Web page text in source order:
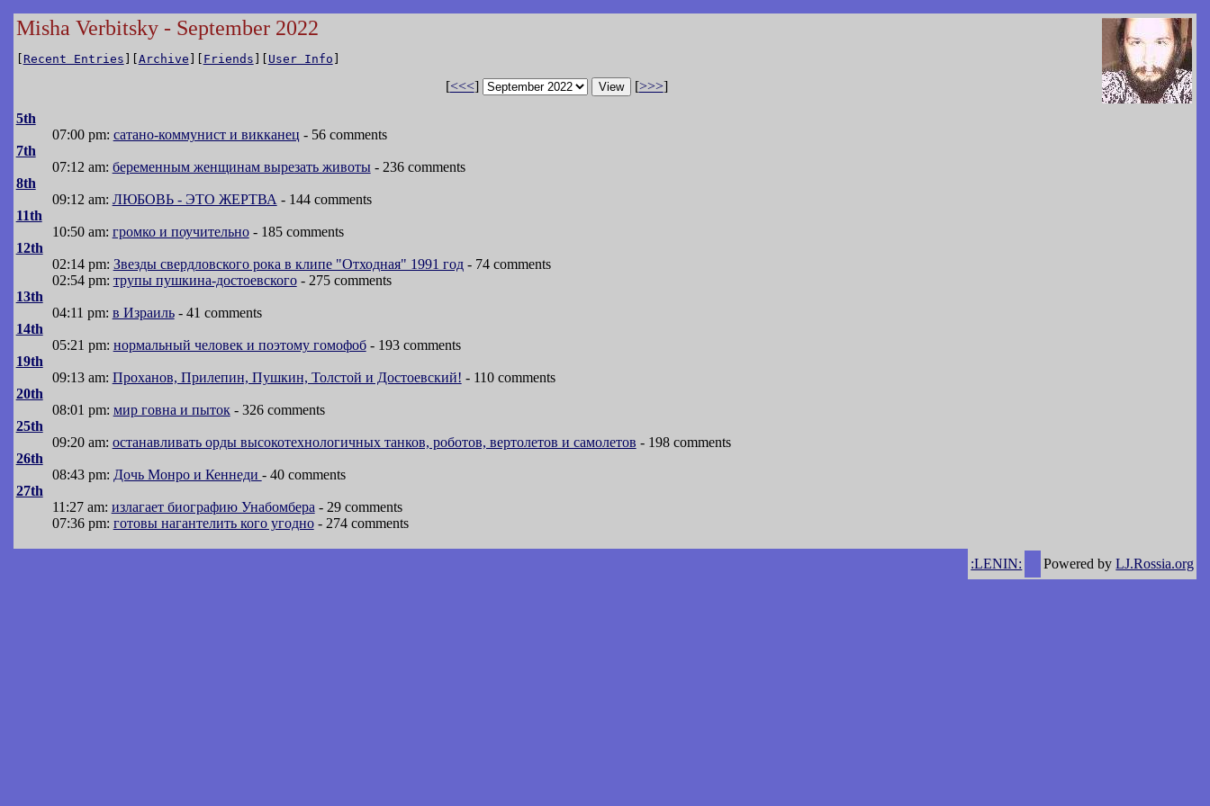
Misha Verbitsky - September 2022
[ Recent Entries ][Archive ][ Friends ][ User Info ]
[<<<] [>>>]
5th
07:00 pm: сатано-коммунист и викканец - 56 comments
7th
07:12 am: беременным женщинам вырезать животы- 236 comments
8th
09:12 am: ЛЮБОВЬ - ЭТО ЖЕРТВА - 144 comments
11th
10:50 am: громко и поучительно- 185 comments
12th
02:14 pm: Звезды свердловского рока в клипе "Отходная" 1991 год- 74 comments
02:54 pm: трупы пушкина-достоевского- 275 comments
13th
04:11 pm: в Израиль- 41 comments
14th
05:21 pm: нормальный человек и поэтому гомофоб- 193 comments
19th
09:13 am: Проханов, Прилепин, Пушкин, Толстой и Достоевский! - 110 comments
20th
08:01 pm: мир говна и пыток- 326 comments
25th
09:20 am: останавливать орды высокотехнологичных танков, роботов, вертолетов и самолетов - 198 comments
26th
08:43 pm: Дочь Монро и Кеннеди - 40 comments
27th
11:27 am: излагает биографию Унабомбера - 29 comments
07:36 pm: готовы нагантелить кого угодно- 274 comments
:LENIN: Powered byLJ.Rossia.org